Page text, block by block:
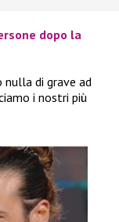
dopo la
nulla di grave ad
i nostri più